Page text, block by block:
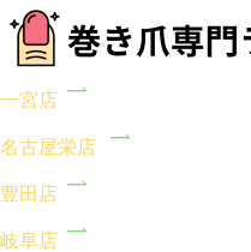
一宮店
名古屋栄店
豊田店
岐阜店